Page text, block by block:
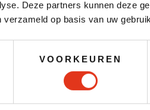
Deze partners kunnen deze
verzameld op basis van uw
VOORKEUREN